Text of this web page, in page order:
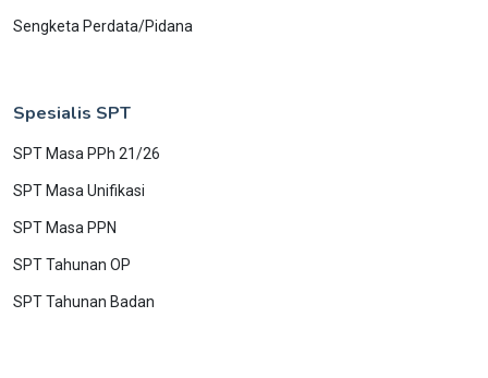
Sengketa Perdata/Pidana
Spesialis SPT
SPT Masa PPh 21/26
SPT Masa Unifikasi
SPT Masa PPN
SPT Tahunan OP
SPT Tahunan Badan